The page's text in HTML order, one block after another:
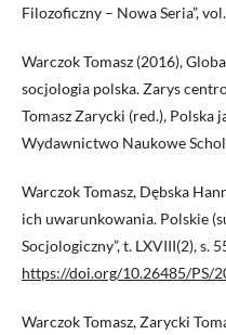
Filozoficzny – Nowa Seria”,
Warczok Tomasz (2016),
socjologia polska. Zarys
Tomasz Zarycki (red.), Polska
Wydawnictwo Naukowe
Warczok Tomasz, Dębska
ich uwarunkowania. Polskie
Socjologiczny”, t. LXVIII(2), s.
https://doi.org/10.26485/PS/
Warczok Tomasz, Zarycki